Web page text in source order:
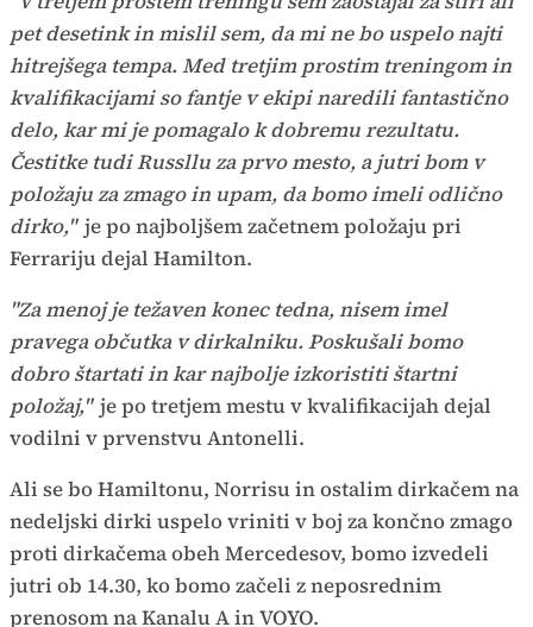
pet desetink in mislil sem, da mi ne bo uspelo najti
hitrejšega tempa. Med tretjim prostim treningom in
kvalifikacijami so fantje v ekipi naredili fantastično
delo, kar mi je pomagalo k dobremu rezultatu.
Čestitke tudi Russllu za prvo mesto, a jutri bom v
položaju za zmago in upam, da bomo imeli odlično
dirko," je po najboljšem začetnem položaju pri
Ferrariju dejal Hamilton.
"Za menoj je težaven konec tedna, nisem imel
pravega občutka v dirkalniku. Poskušali bomo
dobro štartati in kar najbolje izkoristiti štartni
položaj," je po tretjem mestu v kvalifikacijah dejal
vodilni v prvenstvu Antonelli.
Ali se bo Hamiltonu, Norrisu in ostalim dirkačem na
nedeljski dirki uspelo vriniti v boj za končno zmago
proti dirkačema obeh Mercedesov, bomo izvedeli
jutri ob 14.30, ko bomo začeli z neposrednim
prenosom na Kanalu A in VOYO.